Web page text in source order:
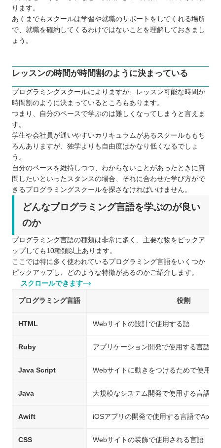
ります。
あくまでもスクールは学習や就職のサポートをしてくれる場所
で、就職を確約してくるわけではないことを理解しておきまし
ょう。
レッスンの時間が時間割のように決まっている
プログラミングスクールによりますが、レッスン可能な時間が
時間割のように決まっているところもあります。
つまり、自分のペースで学ぶのは難しくなってしまうと言えま
す。
学生や会社員が通いやすいカリキュラムがあるスクールももち
ろんありますが、独学よりも自由度はかなり低くなるでしょ
う。
自分のペースを維持しつつ、わからないことがあったときに質
問したいといったスタンスの場合、それに合わせた学び方がで
きるプログラミングスクールを探さなければいけません。
どんなプログラミング言語を学ぶのが良い
のか
プログラミング言語の種類は非常に多く、主要な物をピックア
ップしても10種類以上あります。
ここでは特に多く使われているプログラミング言語をいくつか
ピックアップし、どのような特徴があるのかご紹介します。
スクロールできます
プログラミング言語 役割
HTML Webサイトの設計で使用する語
Ruby アプリケーション開発で使用する言語
Java Script Webサイトに動きをつけるためで使用す
Java 大規模なシステム開発で使用する言語
Awift iOSアプリの開発で使用する言語で
CSS Webサイトの装飾で使用される言語